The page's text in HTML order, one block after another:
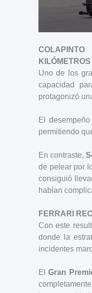
KILÓMETROS
Uno de los
capacidad
protagonizó
El
permitiendo
En contraste,
de pelear por
consiguió
habían
FERRARI
Con este
donde la
incidentes
ElGran